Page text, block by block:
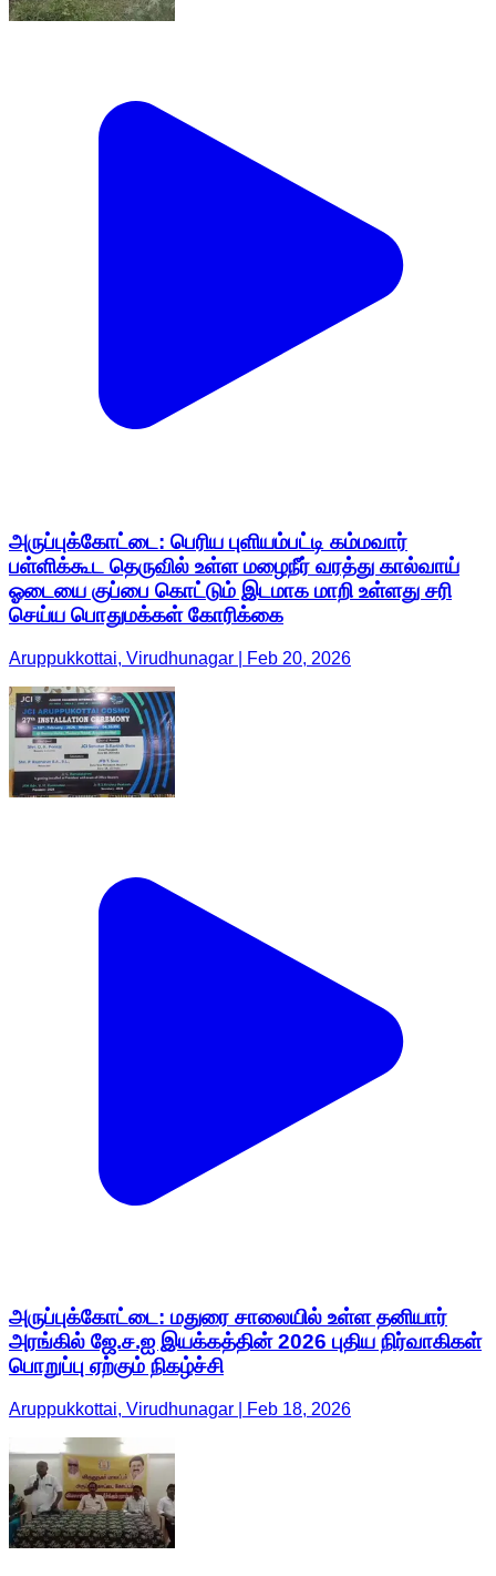
அருப்புக்கோட்டை: பெரிய புளியம்பட்டி கம்மவார்
பள்ளிக்கூட தெருவில் உள்ள மழைநீர் வரத்து கால்வாய்
ஓடையை குப்பை கொட்டும் இடமாக மாறி உள்ளது சரி
செய்ய பொதுமக்கள் கோரிக்கை
Aruppukkottai, Virudhunagar | Feb 20, 2026
அருப்புக்கோட்டை: மதுரை சாலையில் உள்ள தனியார்
அரங்கில் ஜே.ச.ஐ இயக்கத்தின் 2026 புதிய நிர்வாகிகள்
பொறுப்பு ஏற்கும் நிகழ்ச்சி
Aruppukkottai, Virudhunagar | Feb 18, 2026